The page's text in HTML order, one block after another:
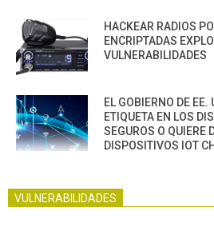
HACKEAR RADIOS
ENCRIPTADAS
VULNERABILIDADES
EL GOBIERNO DE EE.
ETIQUETA EN LOS
SEGUROS O QUIERE
DISPOSITIVOS IOT
VULNERABILIDADES